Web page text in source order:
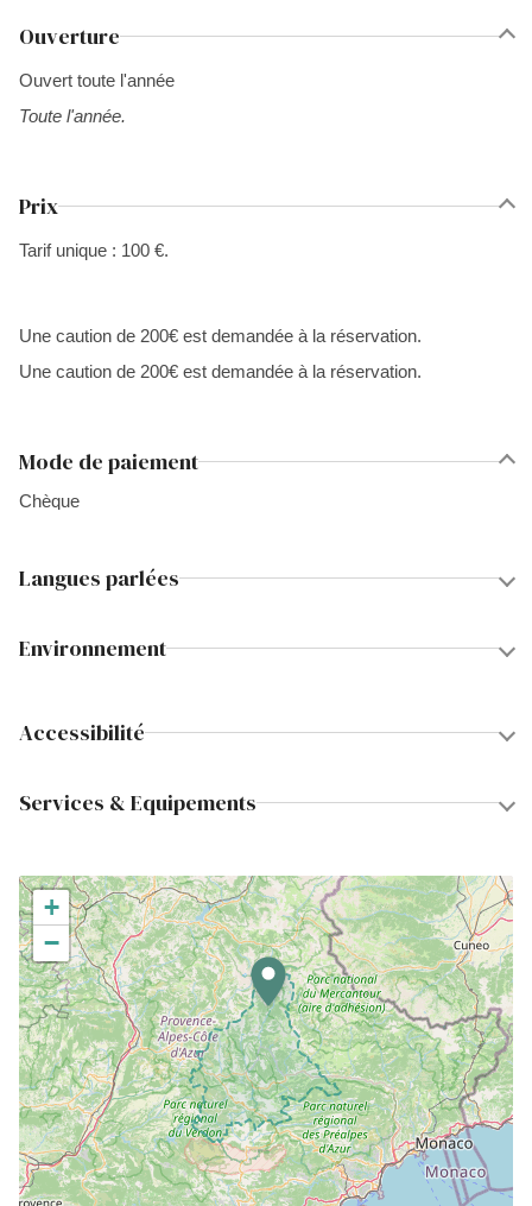
Ouverture
Ouvert toute l'année
Toute l'année.
Prix
Tarif unique : 100 €.
Une caution de 200€ est demandée à la réservation.
Une caution de 200€ est demandée à la réservation.
Mode de paiement
Chèque
Langues parlées
Environnement
Accessibilité
Services & Equipements
+
−